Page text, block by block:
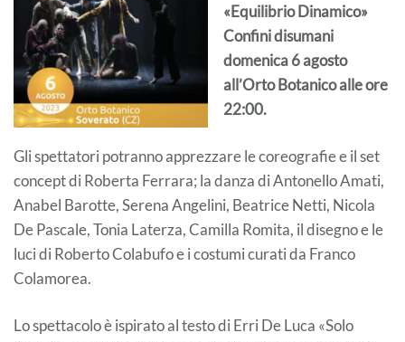
«Equilibrio Dinamico»
Confini disumani
domenica 6 agosto
all’Orto Botanico alle ore
22:00.
Gli spettatori potranno apprezzare le coreografie e il set
concept di Roberta Ferrara; la danza di Antonello Amati,
Anabel Barotte, Serena Angelini, Beatrice Netti, Nicola
De Pascale, Tonia Laterza, Camilla Romita, il disegno e le
luci di Roberto Colabufo e i costumi curati da Franco
Colamorea.
Lo spettacolo è ispirato al testo di Erri De Luca «Solo